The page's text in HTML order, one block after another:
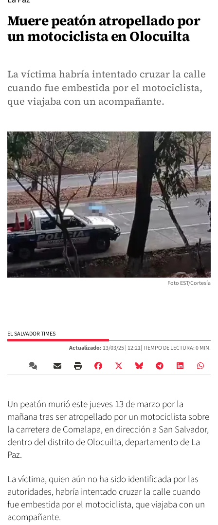
Muere peatón atropellado por
un motociclista en Olocuilta
La víctima habría intentado cruzar la calle
cuando fue embestida por el motociclista,
que viajaba con un acompañante.
Foto EST/Cortesía
EL SALVADOR TIMES
Actualizado: 13/03/25 | 12:21| TIEMPO DE LECTURA: 0 MIN.
Un peatón murió este jueves 13 de marzo por la
mañana tras ser atropellado por un motociclista sobre
la carretera de Comalapa, en dirección a San Salvador,
dentro del distrito de Olocuilta, departamento de La
Paz.
La víctima, quien aún no ha sido identificada por las
autoridades, habría intentado cruzar la calle cuando
fue embestida por el motociclista, que viajaba con un
acompañante.